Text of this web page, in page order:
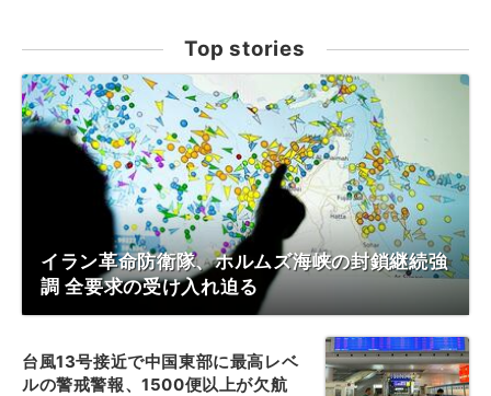
Top stories
イラン革命防衛隊、ホルムズ海峡の封鎖継続強
調 全要求の受け入れ迫る
台風13号接近で中国東部に最高レベ
ルの警戒警報、1500便以上が欠航